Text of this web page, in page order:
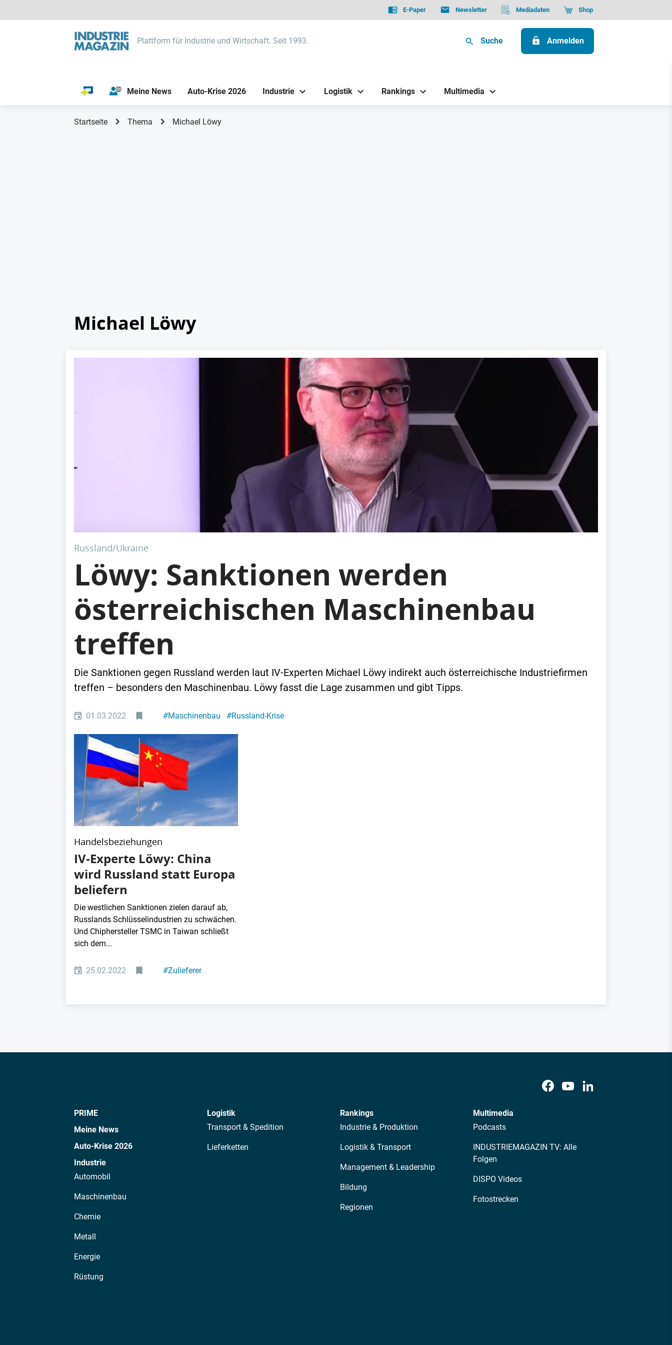
E-Paper Newsletter Mediadaten Shop
Plattform für Industrie und Wirtschaft. Seit 1993. Suche Anmelden
Meine News Auto-Krise 2026 Industrie Logistik Rankings Multimedia
Startseite Thema Michael Löwy
Michael Löwy
Russland/Ukraine
Löwy: Sanktionen werden
österreichischen Maschinenbau
treffen
Die Sanktionen gegen Russland werden laut IV-Experten Michael Löwy indirekt auch österreichische Industriefirmen
treffen – besonders den Maschinenbau. Löwy fasst die Lage zusammen und gibt Tipps.
01.03.2022 #Maschinenbau #Russland-Krise
Handelsbeziehungen
IV-Experte Löwy: China
wird Russland statt Europa
beliefern
Die westlichen Sanktionen zielen darauf ab,
Russlands Schlüsselindustrien zu schwächen.
Und Chiphersteller TSMC in Taiwan schließt
sich dem...
25.02.2022 #Zulieferer
PRIME
Meine News
Auto-Krise 2026
Industrie
Automobil
Maschinenbau
Chemie
Metall
Energie
Rüstung
Logistik
Transport & Spedition
Lieferketten
Rankings
Industrie & Produktion
Logistik & Transport
Management & Leadership
Bildung
Regionen
Multimedia
Podcasts
INDUSTRIEMAGAZIN TV: Alle
Folgen
DISPO Videos
Fotostrecken